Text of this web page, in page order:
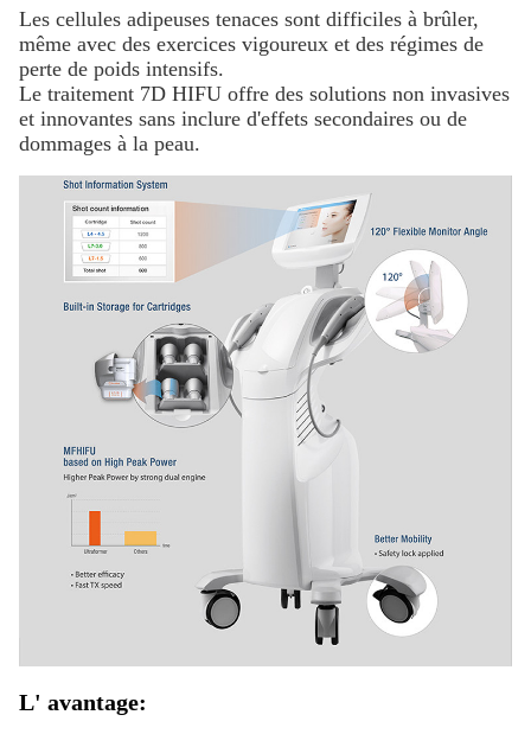
Les cellules adipeuses tenaces sont difficiles à brûler,
même avec des exercices vigoureux et des régimes de
perte de poids intensifs.
Le traitement 7D HIFU offre des solutions non invasives
et innovantes sans inclure d'effets secondaires ou de
dommages à la peau.
L' avantage: